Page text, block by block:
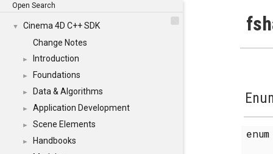
Open Search
▼
Cinema 4D C++ SDK
Change Notes
► Introduction
► Foundations
► Data & Algorithms
► Application Development
► Scene Elements
► Handbooks